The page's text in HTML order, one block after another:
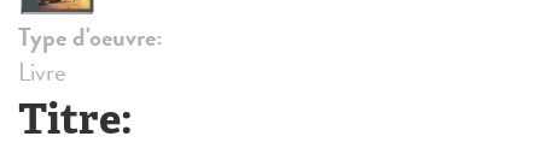
Type d'oeuvre:
Livre
Titre: